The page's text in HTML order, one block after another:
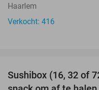
Haarlem
Verkocht: 416
Sushibox (16, 32 of